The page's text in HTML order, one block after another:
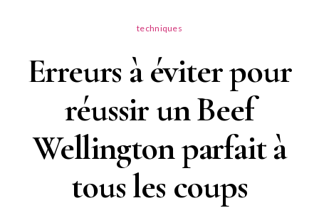
techniques
Erreurs à éviter pour
réussir un Beef
Wellington parfait à
tous les coups